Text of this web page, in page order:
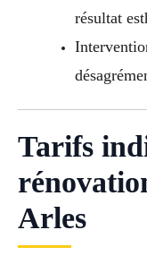
résultat
Tarifs
Arles